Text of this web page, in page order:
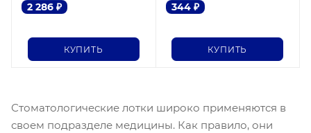
2 286 ₽
КУПИТЬ
344₽
КУПИТЬ
Стоматологические лотки широко применяются в
своем подразделе медицины. Как правило, они